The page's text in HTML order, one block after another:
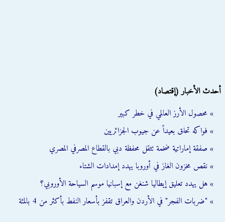
أحدث الأخبار (إقتصاد)
» محصول الأرز العالمي في خطر كبير
» فواكه تحلق بعيداً عن جيوب الجزائريين
» صفقة إماراتية ضخمة تثقل محفظة دبي بالقطاع المصرفي المصري
» نقص مخزون الغاز في أوروبا يهدد إمدادات الشتاء
» هل يهدد تعليق إيطاليا شنغن مع إسبانيا موسم السياحة الأوروبي؟
» "ضربات الفجر" في الأردن والعراق تقفز بأسعار النفط بأكثر من 4 بالمئة